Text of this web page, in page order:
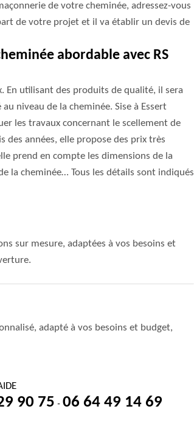
de votre cheminée, adressez-vous
de votre projet et il va établir un devis de
abordable avec RS
En utilisant des produits de qualité, il sera
niveau de la cheminée. Sise à Essert
les travaux concernant le scellement de
des années, elle propose des prix très
prend en compte les dimensions de la
la cheminée… Tous les détails sont indiqués
sur mesure, adaptées à vos besoins et
adapté à vos besoins et budget,
90 75 - 06 64 49 14 69